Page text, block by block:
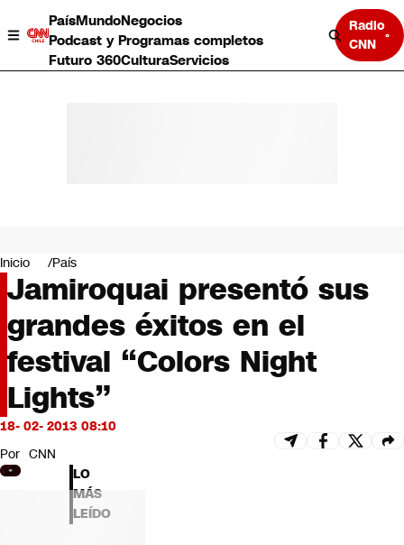
PaísMundoNegocios
Podcast y Programas completos
Futuro 360CulturaServicios
Radio
CNN
Negocios
Deportes
Programas completos
Cultura
Servicios
Bits
CNN tiempo
Futuro 360
Inicio País
Jamiroquai presentó sus
grandes éxitos en el
festival “Colors Night
Lights”
18- 02- 2013 08:10
Por CNN
LO
MÁS
LEÍDO